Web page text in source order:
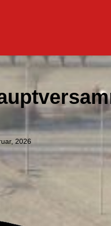
2026